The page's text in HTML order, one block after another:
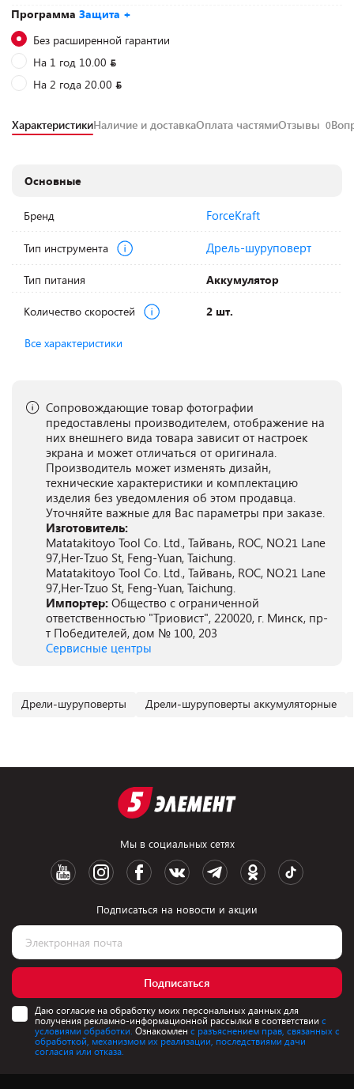
Программа Защита +
Без расширенной гарантии
На 1 год 10.00
На 2 года 20.00
ХарактеристикиНаличие и доставкаОплата частямиОтзывы 0
Основные
Бренд ForceKraft
Тип инструмента Дрель-шуруповерт
Тип питания Аккумулятор
Количество скоростей 2 шт.
Все характеристики
Сопровождающие товар фотографии
предоставлены производителем, отображение на
них внешнего вида товара зависит от настроек
экрана и может отличаться от оригинала.
Производитель может изменять дизайн,
технические характеристики и комплектацию
изделия без уведомления об этом продавца.
Уточняйте важные для Вас параметры при заказе.
Изготовитель:
Matatakitoyo Tool Co. Ltd., Тайвань, ROC, NO.21 Lane
97,Her-Tzuo St, Feng-Yuan, Taichung.
Matatakitoyo Tool Co. Ltd., Тайвань, ROC, NO.21 Lane
97,Her-Tzuo St, Feng-Yuan, Taichung.
Импортер: Общество с ограниченной
ответственностью "Триовист", 220020, г. Минск, пр-
т Победителей, дом № 100, 203
Сервисные центры
Дрели-шуруповерты Дрели-шуруповерты аккумуляторные
Мы в социальных сетях
Подписаться на новости и акции
Подписаться
Даю согласие на обработку моих персональных данных для
получения рекламно-информационной рассылки в соответствии с
условиями обработки. Ознакомлен с разъяснением прав, связанных с
обработкой, механизмом их реализации, последствиями дачи
согласия или отказа.